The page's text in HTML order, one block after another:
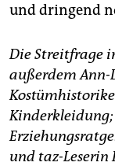
und dringend
Die Streitfrage
außerdem Ann-
und taz-